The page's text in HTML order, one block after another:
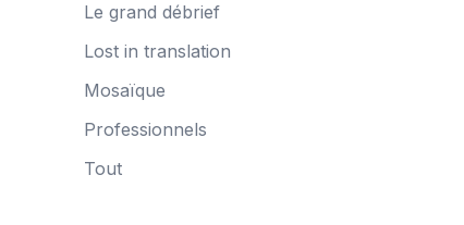
Le grand débrief
Lost in translation
Mosaïque
Professionnels
Tout